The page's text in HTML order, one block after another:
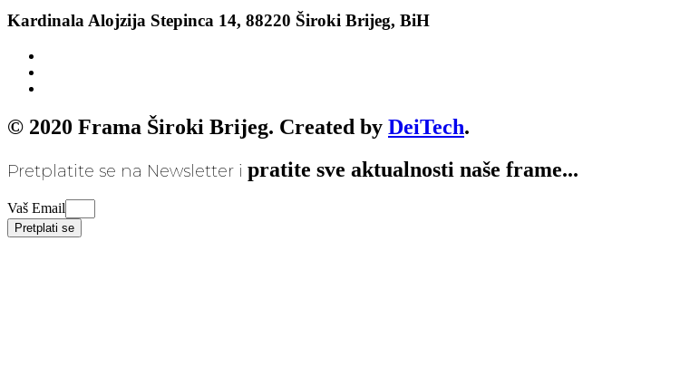
Kardinala Alojzija Stepinca 14, 88220 Široki Brijeg, BiH
© 2020 Frama Široki Brijeg. Created by DeiTech.
Pretplatite se na Newsletter i pratite sve aktualnosti naše frame...
Vaš Email
Pretplati se